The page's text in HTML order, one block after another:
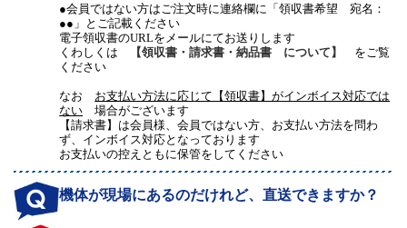
●会員ではない方はご注文時に連絡欄に「領収書希望 宛名：
●●」とご記載ください
電子領収書のURLをメールにてお送りします
くわしくは
【領収書・請求書・納品書 について】
をご覧
ください
なお お支払い方法に応じて【領収書】がインボイス対応では
ない 場合がございます
【請求書】は会員様、会員ではない方、お支払い方法を問わ
ず、インボイス対応となっております
お支払いの控えともに保管をしてください
機体が現場にあるのだけれど、直送できますか？